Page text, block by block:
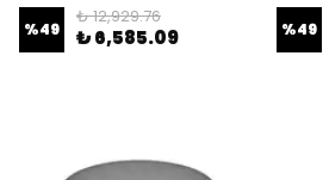
%49
₺ 12,929.76
₺ 6,585.09 %49